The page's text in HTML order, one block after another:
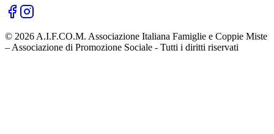
© 2026 A.I.F.CO.M. Associazione Italiana Famiglie e Coppie Miste
– Associazione di Promozione Sociale - Tutti i diritti riservati